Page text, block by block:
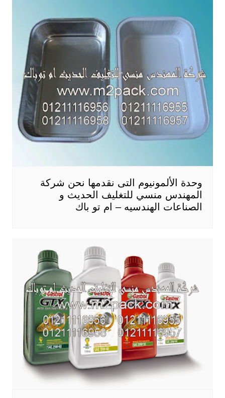
وحدة الألمونيوم التى نقدمها نحن شركة
المهندس منسي للتغليف الحديث و
الصناعات الهندسيه – ام تو باك